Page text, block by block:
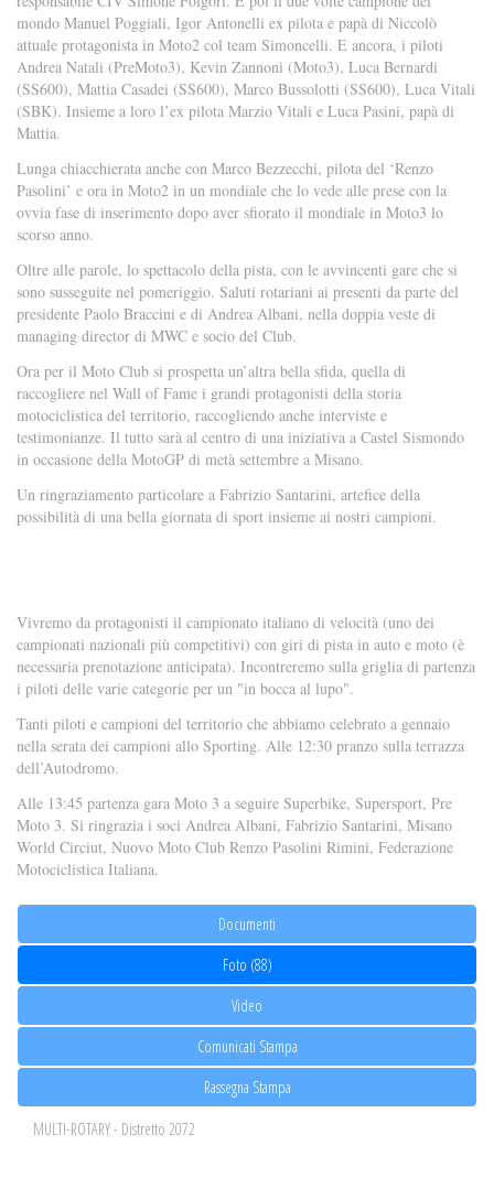
mondo Manuel Poggiali, Igor Antonelli ex pilota e papà di Niccolò
attuale protagonista in Moto2 col team Simoncelli. E ancora, i piloti
Andrea Natali (PreMoto3), Kevin Zannoni (Moto3), Luca Bernardi
(SS600), Mattia Casadei (SS600), Marco Bussolotti (SS600), Luca Vitali
(SBK). Insieme a loro l’ex pilota Marzio Vitali e Luca Pasini, papà di
Mattia.
Lunga chiacchierata anche con Marco Bezzecchi, pilota del ‘Renzo
Pasolini’ e ora in Moto2 in un mondiale che lo vede alle prese con la
ovvia fase di inserimento dopo aver sfiorato il mondiale in Moto3 lo
scorso anno.
Oltre alle parole, lo spettacolo della pista, con le avvincenti gare che si
sono susseguite nel pomeriggio. Saluti rotariani ai presenti da parte del
presidente Paolo Braccini e di Andrea Albani, nella doppia veste di
managing director di MWC e socio del Club.
Ora per il Moto Club si prospetta un’altra bella sfida, quella di
raccogliere nel Wall of Fame i grandi protagonisti della storia
motociclistica del territorio, raccogliendo anche interviste e
testimonianze. Il tutto sarà al centro di una iniziativa a Castel Sismondo
in occasione della MotoGP di metà settembre a Misano.
Un ringraziamento particolare a Fabrizio Santarini, artefice della
possibilità di una bella giornata di sport insieme ai nostri campioni.
Vivremo da protagonisti il campionato italiano di velocità (uno dei
campionati nazionali più competitivi) con giri di pista in auto e moto (è
necessaria prenotazione anticipata). Incontreremo sulla griglia di partenza
i piloti delle varie categorie per un "in bocca al lupo".
Tanti piloti e campioni del territorio che abbiamo celebrato a gennaio
nella serata dei campioni allo Sporting. Alle 12:30 pranzo sulla terrazza
dell’Autodromo.
Alle 13:45 partenza gara Moto 3 a seguire Superbike, Supersport, Pre
Moto 3. Si ringrazia i soci Andrea Albani, Fabrizio Santarini, Misano
World Circiut, Nuovo Moto Club Renzo Pasolini Rimini, Federazione
Motociclistica Italiana.
Documenti
Foto (88)
Video
Comunicati Stampa
Rassegna Stampa
MULTI-ROTARY - Distretto 2072